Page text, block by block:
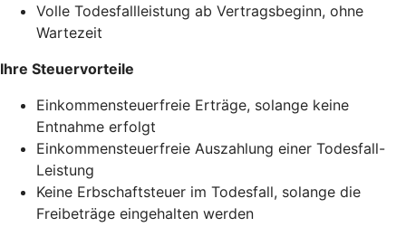
Volle Todesfallleistung ab Vertragsbeginn, ohne
Wartezeit
Ihre Steuervorteile
Einkommensteuerfreie Erträge, solange keine
Entnahme erfolgt
Einkommensteuerfreie Auszahlung einer Todesfall-
Leistung
Keine Erbschaftsteuer im Todesfall, solange die
Freibeträge eingehalten werden